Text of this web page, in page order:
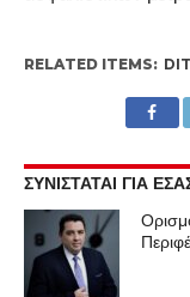
RELATED ITEMS:
ΣΥΝΙΣΤΑΤΑΙ ΓΙΑ